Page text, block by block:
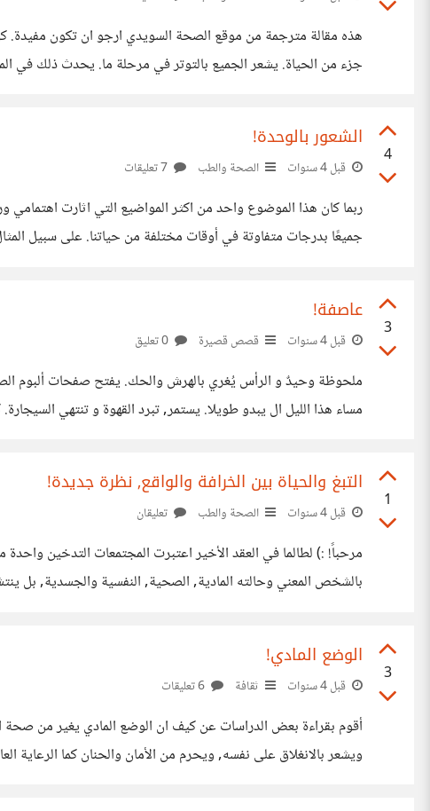
جزء من الحياة. يشعر الجميع بالتوتر في مرحلة ما. يحدث ذلك في
4
الشعور بالوحدة!
قبل 4 سنوات الصحة والطب
جميعًا بدرجات متفاوتة في أوقات مختلفة من حياتنا. على سبيل
3
عاصفة!
قبل 4 سنوات قصص قصيرة
ملحوظة وحيدٌ و الرأس يُغري بالهرش والحك. يفتح صفحات
مساء هذا الليل ال يبدو طويلا. يستمر, تبرد القهوة و تنتهي
1
التبغ والحياة بين الخرافة والواقع, نظرة جديدة!
قبل 4 سنوات الصحة والطب تعليقان
مرحباً! :) لطالما في العقد الأخير اعتبرت المجتمعات التدخين
بالشخص المعني وحالته المادية, الصحية, النفسية والجسدية, بل
3
الوضع المادي!
قبل 4 سنوات ثقافة
أقوم بقراءة بعض